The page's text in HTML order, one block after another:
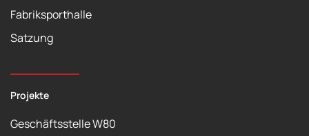
Fabriksporthalle
Satzung
Projekte
Geschäftsstelle W80